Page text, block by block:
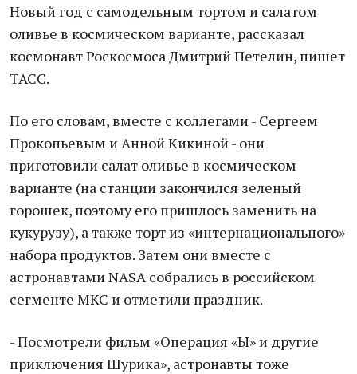
Новый год с самодельным тортом и салатом
оливье в космическом варианте, рассказал
космонавт Роскосмоса Дмитрий Петелин, пишет
ТАСС.
По его словам, вместе с коллегами - Сергеем
Прокопьевым и Анной Кикиной - они
приготовили салат оливье в космическом
варианте (на станции закончился зеленый
горошек, поэтому его пришлось заменить на
кукурузу), а также торт из «интернационального»
набора продуктов. Затем они вместе с
астронавтами NASA собрались в российском
сегменте МКС и отметили праздник.
- Посмотрели фильм «Операция «Ы» и другие
приключения Шурика», астронавты тоже